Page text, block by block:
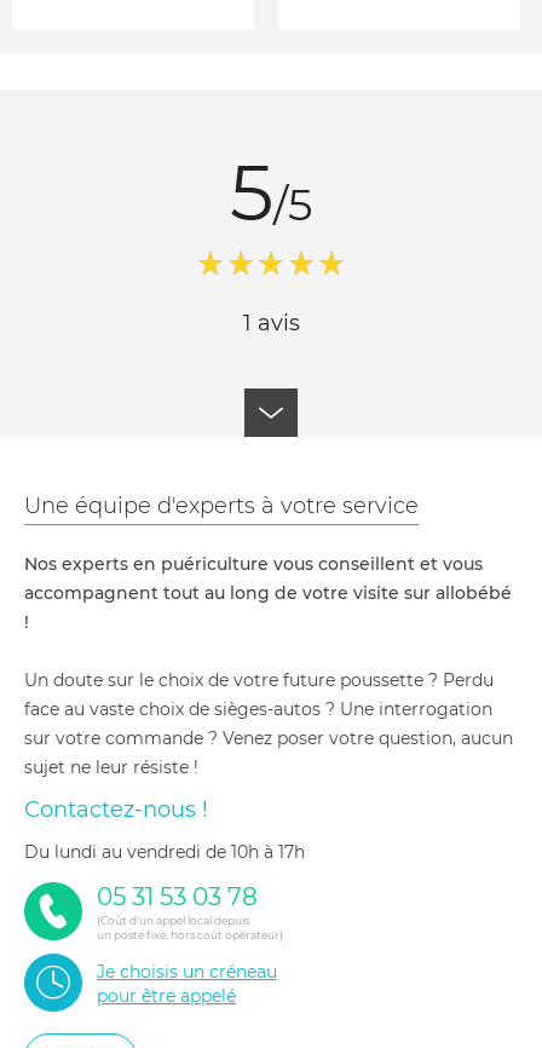
5/5
1 avis
Une équipe d'experts à votre service
Nos experts en puériculture vous conseillent et vous
accompagnent tout au long de votre visite sur allobébé
!
Un doute sur le choix de votre future poussette ? Perdu
face au vaste choix de sièges-autos ? Une interrogation
sur votre commande ? Venez poser votre question, aucun
sujet ne leur résiste !
Contactez-nous !
du lundi au vendredi de 10h à 17h
05 31 53 03 78
(Coût d'un appel local depuis
un poste fixe, hors coût opérateur)
Je choisis un créneau
pour être appelé